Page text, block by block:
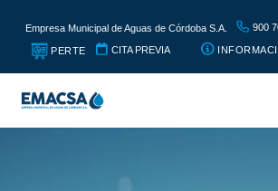
Empresa Municipal de Aguas de Córdoba S.A. 900
PERTE CITA PREVIA